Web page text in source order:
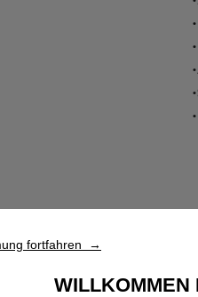
fortfahren →
WILLKOMMEN